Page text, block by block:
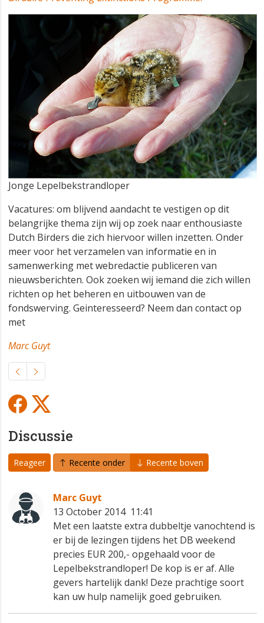
Jonge Lepelbekstrandloper
Vacatures: om blijvend aandacht te vestigen op dit
belangrijke thema zijn wij op zoek naar enthousiaste
Dutch Birders die zich hiervoor willen inzetten. Onder
meer voor het verzamelen van informatie en in
samenwerking met webredactie publiceren van
nieuwsberichten. Ook zoeken wij iemand die zich willen
richten op het beheren en uitbouwen van de
fondswerving. Geinteresseerd? Neem dan contact op
met
Marc Guyt
Discussie
Reageer Recente onder Recente boven
Marc Guyt
13 October 2014 11:41
Met een laatste extra dubbeltje vanochtend is
er bij de lezingen tijdens het DB weekend
precies EUR 200,- opgehaald voor de
Lepelbekstrandloper! De kop is er af. Alle
gevers hartelijk dank! Deze prachtige soort
kan uw hulp namelijk goed gebruiken.